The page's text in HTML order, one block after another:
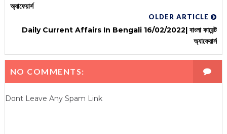
অ্যাফেয়ার্স
OLDER ARTICLE
Daily Current Affairs In Bengali 16/02/2022| বাংলা কারেন্ট
অ্যাফেয়ার্স
NO COMMENTS:
Dont Leave Any Spam Link